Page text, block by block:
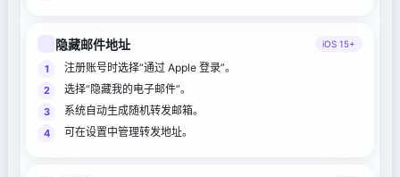
隐藏邮件地址 iOS 15+
注册账号时选择“通过 Apple 登录”。
选择“隐藏我的电子邮件”。
系统自动生成随机转发邮箱。
可在设置中管理转发地址。